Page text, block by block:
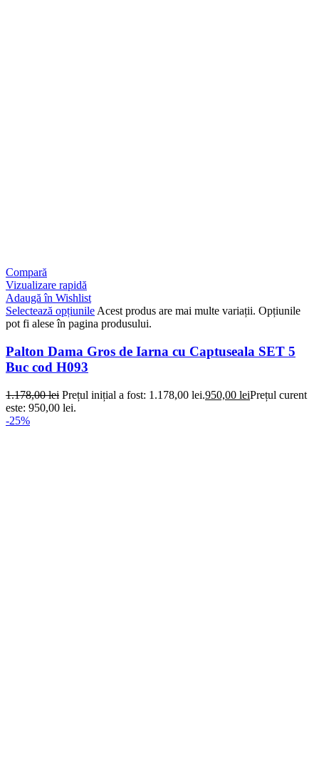
Compară
Vizualizare rapidă
Adaugă în Wishlist
Selectează opțiunileAcest produs are mai multe variații. Opțiunile
pot fi alese în pagina produsului.
Palton Dama Gros de Iarna cu Captuseala SET 5
Buc cod H093
1.178,00lei Prețul inițial a fost: 1.178,00 lei.950,00 leiPrețul curent
este: 950,00 lei.
-25%